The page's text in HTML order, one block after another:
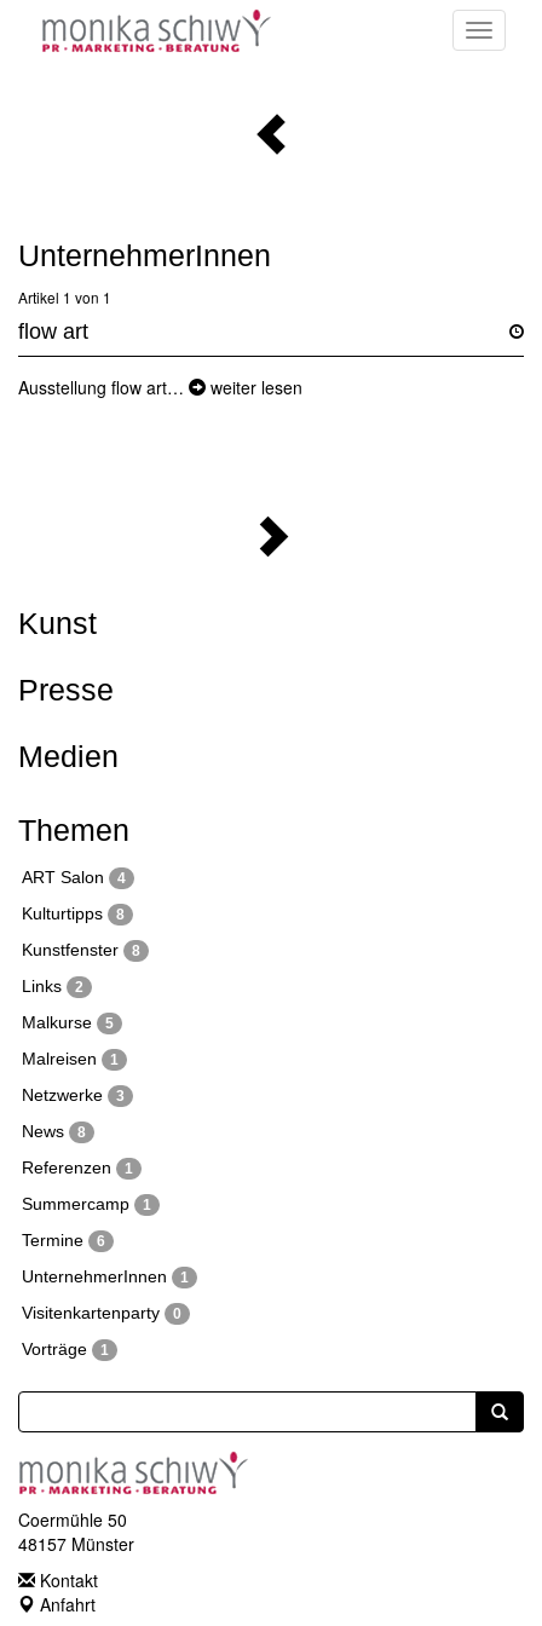
Toggle
UnternehmerInnen
Artikel 1 von 1
flow art
Ausstellung flow art… weiter lesen
Kunst
Presse
Medien
Themen
ART Salon 4
Kulturtipps 8
Kunstfenster 8
Links 2
Malkurse 5
Malreisen 1
Netzwerke 3
News 8
Referenzen 1
Summercamp 1
Termine 6
UnternehmerInnen 1
Visitenkartenparty 0
Vorträge 1
Coermühle 50
48157 Münster
Kontakt
Anfahrt